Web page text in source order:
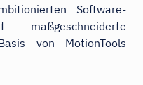
Software-
von MotionTools